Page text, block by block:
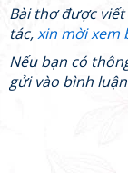
Bài thơ được
tác,xin mời xem
Nếu bạn có
gửi vào bình